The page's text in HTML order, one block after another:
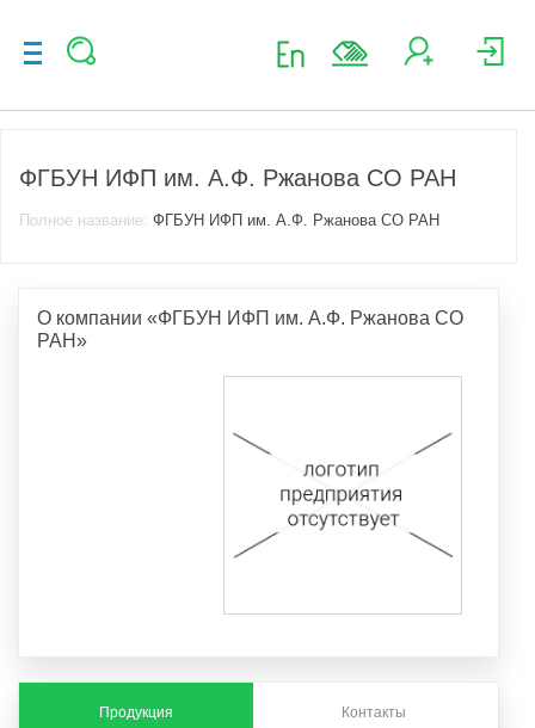
ФГБУН ИФП им. А.Ф. Ржанова СО РАН
Полное название: ФГБУН ИФП им. А.Ф. Ржанова СО РАН
О компании «ФГБУН ИФП им. А.Ф. Ржанова СО
РАН»
Продукция Контакты